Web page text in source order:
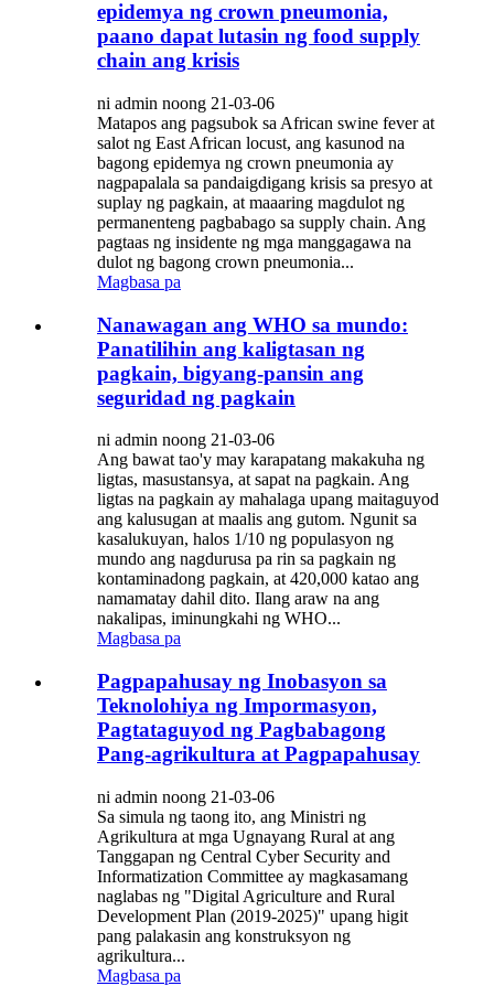
epidemya ng crown pneumonia,
paano dapat lutasin ng food supply
chain ang krisis
ni admin noong 21-03-06
Matapos ang pagsubok sa African swine fever at
salot ng East African locust, ang kasunod na
bagong epidemya ng crown pneumonia ay
nagpapalala sa pandaigdigang krisis sa presyo at
suplay ng pagkain, at maaaring magdulot ng
permanenteng pagbabago sa supply chain. Ang
pagtaas ng insidente ng mga manggagawa na
dulot ng bagong crown pneumonia...
Magbasa pa
Nanawagan ang WHO sa mundo:
Panatilihin ang kaligtasan ng
pagkain, bigyang-pansin ang
seguridad ng pagkain
ni admin noong 21-03-06
Ang bawat tao'y may karapatang makakuha ng
ligtas, masustansya, at sapat na pagkain. Ang
ligtas na pagkain ay mahalaga upang maitaguyod
ang kalusugan at maalis ang gutom. Ngunit sa
kasalukuyan, halos 1/10 ng populasyon ng
mundo ang nagdurusa pa rin sa pagkain ng
kontaminadong pagkain, at 420,000 katao ang
namamatay dahil dito. Ilang araw na ang
nakalipas, iminungkahi ng WHO...
Magbasa pa
Pagpapahusay ng Inobasyon sa
Teknolohiya ng Impormasyon,
Pagtataguyod ng Pagbabagong
Pang-agrikultura at Pagpapahusay
ni admin noong 21-03-06
Sa simula ng taong ito, ang Ministri ng
Agrikultura at mga Ugnayang Rural at ang
Tanggapan ng Central Cyber ​​​​Security and
Informatization Committee ay magkasamang
naglabas ng "Digital Agriculture and Rural
Development Plan (2019-2025)" upang higit
pang palakasin ang konstruksyon ng
agrikultura...
Magbasa pa